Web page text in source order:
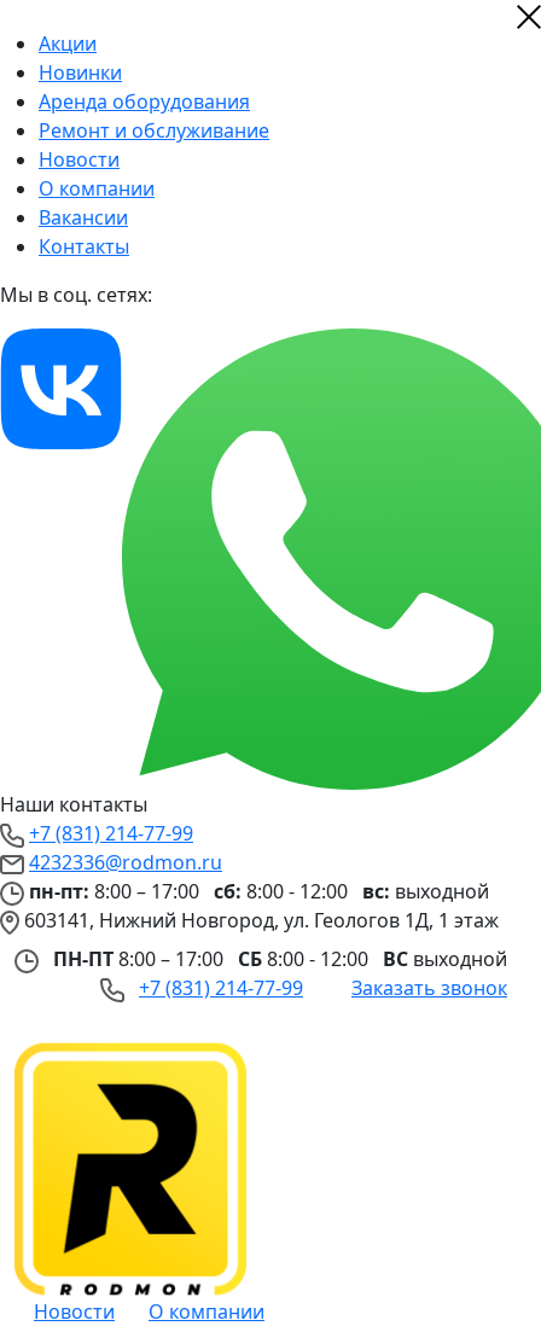
Акции
Новинки
Аренда оборудования
Ремонт и обслуживание
Новости
О компании
Вакансии
Контакты
Мы в соц. сетях:
Наши контакты
+7 (831) 214-77-99
4232336@rodmon.ru
пн-пт: 8:00 – 17:00 сб: 8:00 - 12:00 вс: выходной
603141, Нижний Новгород, ул. Геологов 1Д, 1 этаж
ПН-ПТ8:00 – 17:00 СБ8:00 - 12:00 ВС выходной
+7 (831) 214-77-99
Заказать звонок
Новости
О компании